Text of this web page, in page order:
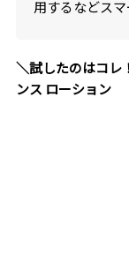
用するなどスマ
＼試したのはコレ
ンス ローション